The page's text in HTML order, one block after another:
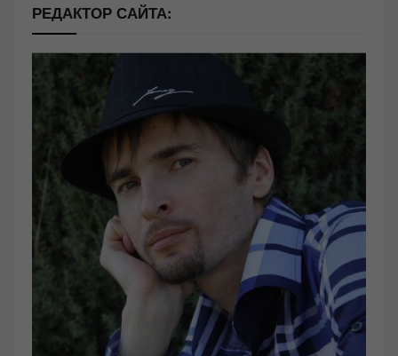
РЕДАКТОР САЙТА: